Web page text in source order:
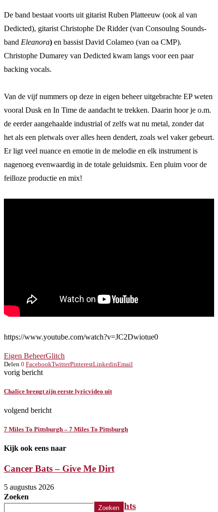
De band bestaat voorts uit gitarist Ruben Platteeuw (ook al van
Dedicted), gitarist Christophe De Ridder (van Consoulng Sounds-
band Eleanora) en bassist David Colameo (van oa CMP).
Christophe Dumarey van Dedicted kwam langs voor een paar
backing vocals.
Van de vijf nummers op deze in eigen beheer uitgebrachte EP weten
vooral Dusk en In Time de aandacht te trekken. Daarin hoor je o.m.
de eerder aangehaalde industrial of zelfs wat nu metal, zonder dat
het als een pletwals over alles heen dendert, zoals wel vaker gebeurt.
Er ligt veel nuance en emotie in de melodie en elk instrument is
nagenoeg evenwaardig in de totale geluidsmix. Een pluim voor de
feilloze productie en mix!
https://www.youtube.com/watch?v=JC2Dwiotue0
Eigen BeheerGlitch
Delen 0 FacebookTwitterPinterestLinkedinEmail
vorig bericht
Chalice brengt zijn eerste lyricvideo uit
volgend bericht
7 Miles To Pittsburgh – 7 Miles To Pittsburgh
Kijk ook eens naar
Cancer Bats – Give Me Dirt
5 augustus 2026
The Iron Roses – Molotov Nights
Zoeken
Zoeken